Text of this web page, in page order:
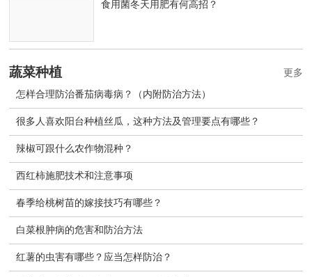
食用菌冬天用肥有何高招？
蔬菜种植
怎样合理防治番茄病毒病？（内附防治方法）
很多人喜欢阳台种植丝瓜，这种方法及管理要点有哪些？
辣椒可跟什么农作物混种？
西红柿施肥技术和注意事项
春季给桃树苗的嫁接技巧有哪些？
白菜根肿病的危害和防治方法
红薯的虫害有哪些？应当怎样防治？
更多